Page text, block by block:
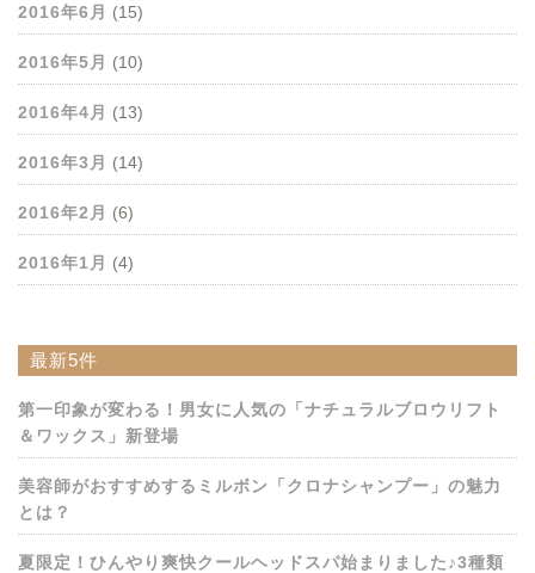
2016年6月 (15)
2016年5月 (10)
2016年4月 (13)
2016年3月 (14)
2016年2月 (6)
2016年1月 (4)
最新5件
第一印象が変わる！男女に人気の「ナチュラルブロウリフト
＆ワックス」新登場
美容師がおすすめするミルボン「クロナシャンプー」の魅力
とは？
夏限定！ひんやり爽快クールヘッドスパ始まりました♪3種類